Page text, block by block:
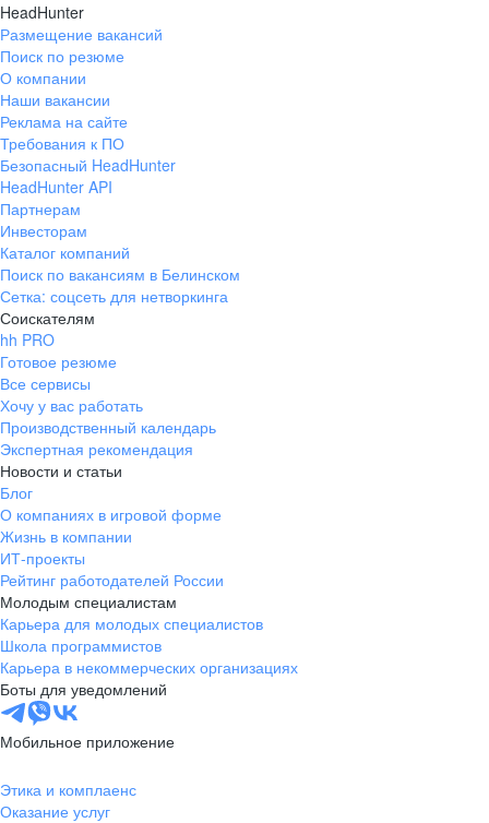
HeadHunter
Размещение вакансий
Поиск по резюме
О компании
Наши вакансии
Реклама на сайте
Требования к ПО
Безопасный HeadHunter
HeadHunter API
Партнерам
Инвесторам
Каталог компаний
Поиск по вакансиям в Белинском
Сетка: соцсеть для нетворкинга
Соискателям
hh PRO
Готовое резюме
Все сервисы
Хочу у вас работать
Производственный календарь
Экспертная рекомендация
Новости и статьи
Блог
О компаниях в игровой форме
Жизнь в компании
ИТ-проекты
Рейтинг работодателей России
Молодым специалистам
Карьера для молодых специалистов
Школа программистов
Карьера в некоммерческих организациях
Боты для уведомлений
Мобильное приложение
Этика и комплаенс
Оказание услуг